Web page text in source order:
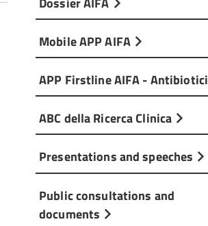
Mobile APP AIFA
APP Firstline AIFA - Antibiotici
ABC della Ricerca Clinica
Presentations and speeches
Public consultations and
documents